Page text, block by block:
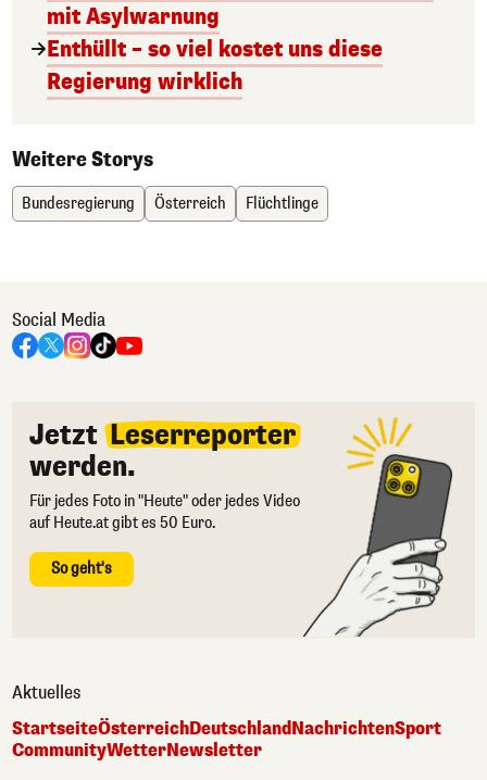
mit Asylwarnung
Enthüllt – so viel kostet uns diese
Regierung wirklich
Weitere Storys
Bundesregierung Österreich Flüchtlinge
Social Media
Jetzt Leserreporter
werden.
Für jedes Foto in "Heute" oder jedes Video
auf Heute.at gibt es 50 Euro.
So geht's
Aktuelles
StartseiteÖsterreichDeutschlandNachrichtenSport
CommunityWetterNewsletter